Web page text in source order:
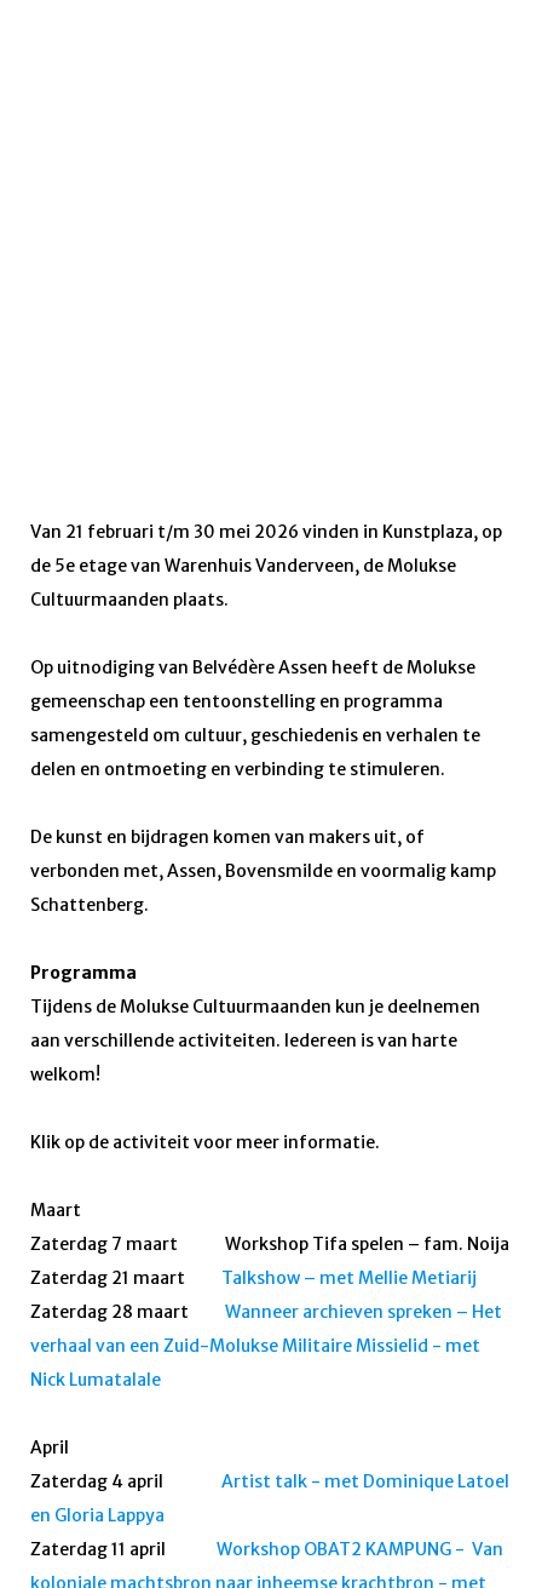
Van 21 februari t/m 30 mei 2026 vinden in Kunstplaza, op
de 5e etage van Warenhuis Vanderveen, de Molukse
Cultuurmaanden plaats.
Op uitnodiging van Belvédère Assen heeft de Molukse
gemeenschap een tentoonstelling en programma
samengesteld om cultuur, geschiedenis en verhalen te
delen en ontmoeting en verbinding te stimuleren.
De kunst en bijdragen komen van makers uit, of
verbonden met, Assen, Bovensmilde en voormalig kamp
Schattenberg.
Programma
Tijdens de Molukse Cultuurmaanden kun je deelnemen
aan verschillende activiteiten. Iedereen is van harte
welkom!
Klik op de activiteit voor meer informatie.
Maart
Zaterdag 7 maart Workshop Tifa spelen – fam. Noija
Zaterdag 21 maart Talkshow – met Mellie Metiarij
Zaterdag 28 maart Wanneer archieven spreken – Het
verhaal van een Zuid-Molukse Militaire Missielid - met
Nick Lumatalale
April
Zaterdag 4 april Artist talk - met Dominique Latoel
en Gloria Lappya
Zaterdag 11 april
Workshop OBAT2 KAMPUNG - Van
koloniale machtsbron naar inheemse krachtbron - met